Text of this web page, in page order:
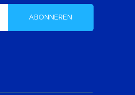
ABONNEREN